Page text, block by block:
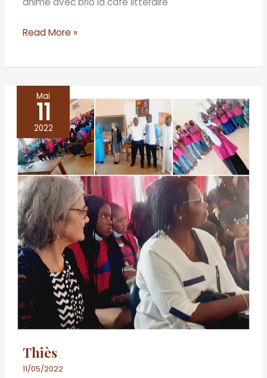
Read More »
Mai
11
2022
Thiès
11/05/2022